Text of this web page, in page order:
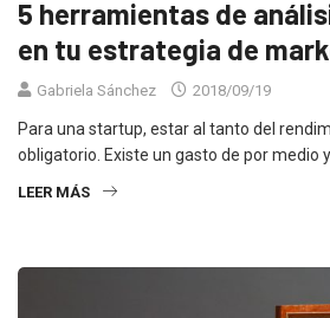
5 herramientas de
en tu estrategia de
Gabriela Sánchez 2018/09/19
Para una startup, estar al tanto del
obligatorio. Existe un gasto de por medio
LEER MÁS